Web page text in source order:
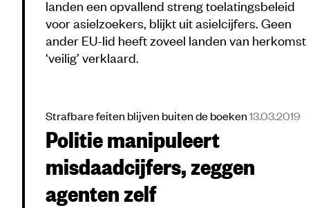
landen een opvallend streng toelatingsbeleid
voor asielzoekers, blijkt uit asielcijfers. Geen
ander EU-lid heeft zoveel landen van herkomst
‘veilig’ verklaard.
Strafbare feiten blijven buiten de boeken13.03.2019
Politie manipuleert
misdaadcijfers, zeggen
agenten zelf